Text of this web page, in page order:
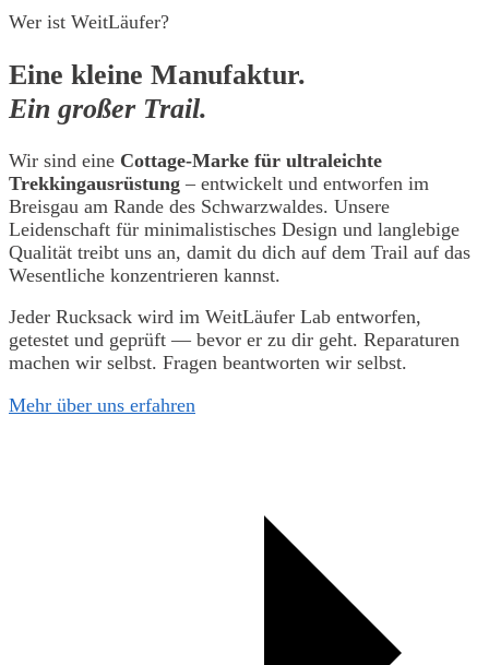
Wer ist WeitLäufer?
Eine kleine Manufaktur.
Ein großer Trail.
Wir sind eine Cottage-Marke für ultraleichte
Trekkingausrüstung – entwickelt und entworfen im
Breisgau am Rande des Schwarzwaldes. Unsere
Leidenschaft für minimalistisches Design und langlebige
Qualität treibt uns an, damit du dich auf dem Trail auf das
Wesentliche konzentrieren kannst.
Jeder Rucksack wird im WeitLäufer Lab entworfen,
getestet und geprüft — bevor er zu dir geht. Reparaturen
machen wir selbst. Fragen beantworten wir selbst.
Mehr über uns erfahren